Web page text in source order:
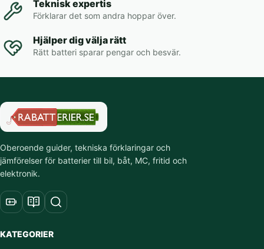
Teknisk expertis
Förklarar det som andra hoppar över.
Hjälper dig välja rätt
Rätt batteri sparar pengar och besvär.
Oberoende guider, tekniska förklaringar och
jämförelser för batterier till bil, båt, MC, fritid och
elektronik.
KATEGORIER